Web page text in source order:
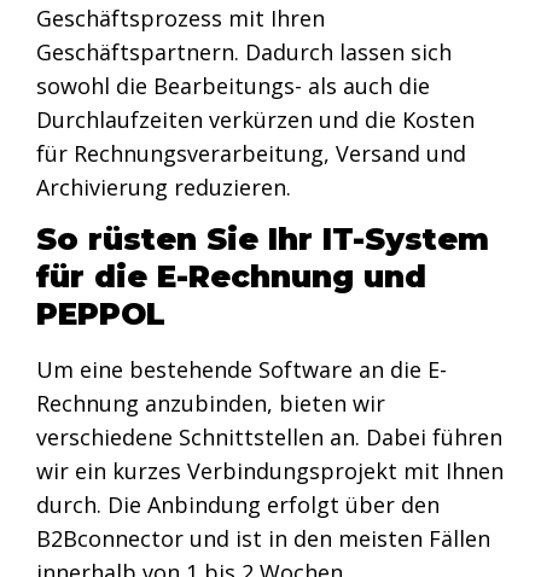
Geschäftsprozess mit Ihren
Geschäftspartnern. Dadurch lassen sich
sowohl die Bearbeitungs- als auch die
Durchlaufzeiten verkürzen und die Kosten
für Rechnungsverarbeitung, Versand und
Archivierung reduzieren.
So rüsten Sie Ihr IT-System
für die E-Rechnung und
PEPPOL
Um eine bestehende Software an die E-
Rechnung anzubinden, bieten wir
verschiedene Schnittstellen an. Dabei führen
wir ein kurzes Verbindungsprojekt mit Ihnen
durch. Die Anbindung erfolgt über den
B2Bconnector und ist in den meisten Fällen